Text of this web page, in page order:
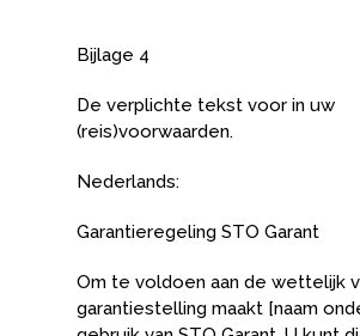
Bijlage 4
De verplichte tekst voor in uw
(reis)voorwaarden.
Nederlands:
Garantieregeling STO Garant
Om te voldoen aan de wettelijk
garantiestelling maakt [naam